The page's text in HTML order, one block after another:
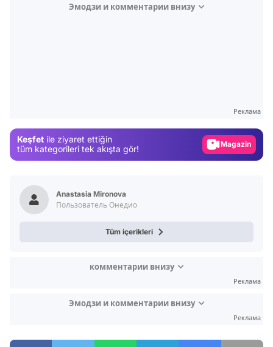
Эмодзи и комментарии внизу
Реклама
Keşfet ile ziyaret ettiğin
tüm kategorileri tek akışta gör!
Video
Anastasia Mironova
Пользователь Онедио
Tüm içerikleri
комментарии внизу
Реклама
Эмодзи и комментарии внизу
Реклама